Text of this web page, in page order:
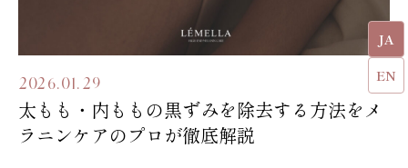
JA
EN
2026.01.29
太もも・内ももの黒ずみを除去する方法をメ
ラニンケアのプロが徹底解説